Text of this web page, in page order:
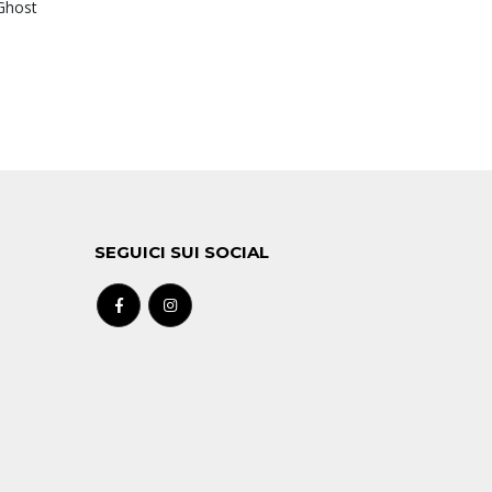
SEGUICI SUI SOCIAL